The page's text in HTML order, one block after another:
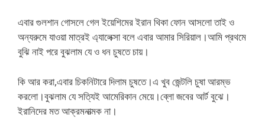
এবার গুলশান গোসলে গেল ইয়েশিমের ইরান থিকা ফোন আসলো তাই ও
অন্যরুমে যাওয়া মাত্রই এ্যালেক্সা বলে এবার আমার সিরিয়াল।আমি প্রথমে
বুঝি নাই পরে বুঝলাম যে ও ধন চুষতে চায়।
কি আর করা,এবার চিকনিটারে দিলাম চুষতে।এ খুব জেন্টলি চুষা আরম্ভ
করলো।বুঝলাম যে সত্যিই আমেরিকান মেয়ে।ব্লো জবের আর্ট বুঝে।
ইরানিদের মত আক্রমনাত্মক না।